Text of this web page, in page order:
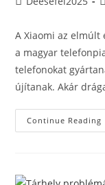
A Xiaomi az elmúlt
a magyar
telefonokat
újítanak. Akár
Continue Reading